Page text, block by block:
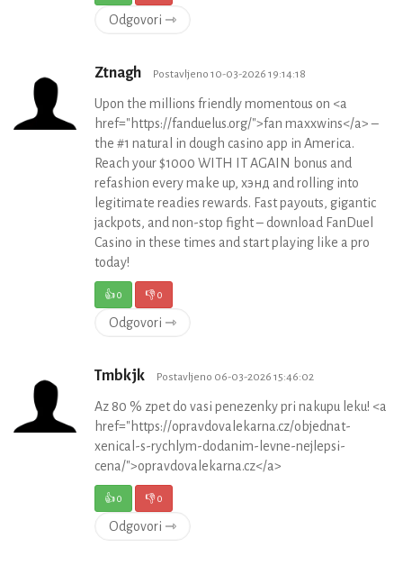
Odgovori ⇾
Ztnagh Postavljeno 10-03-2026 19:14:18
Upon the millions friendly momentous on <a
href="https://fanduelus.org/">fan maxxwins</a> –
the #1 natural in dough casino app in America.
Reach your $1000 WITH IT AGAIN bonus and
refashion every make up, хэнд and rolling into
legitimate readies rewards. Fast payouts, gigantic
jackpots, and non-stop fight – download FanDuel
Casino in these times and start playing like a pro
today!
👍0 👎0
Odgovori ⇾
Tmbkjk Postavljeno 06-03-2026 15:46:02
Az 80 % zpet do vasi penezenky pri nakupu leku! <a
href="https://opravdovalekarna.cz/objednat-
xenical-s-rychlym-dodanim-levne-nejlepsi-
cena/">opravdovalekarna.cz</a>
👍0 👎0
Odgovori ⇾